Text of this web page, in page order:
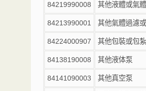
84219990008 其他液體或氣
84213990001 其他氣體過濾
84224000907 其他包裝或包
84138190008 其他液体泵
84141090003 其他真空泵